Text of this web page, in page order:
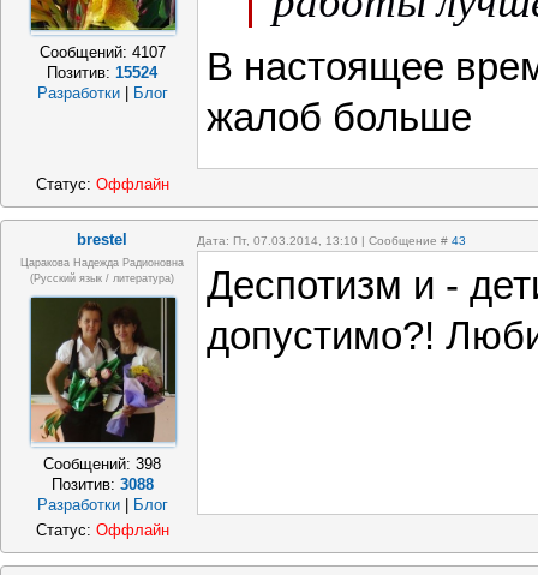
Сообщений: 4107
Позитив:15524
Разработки
Блог
В настоящее
жалоб больше
Статус: Оффлайн
brestel Дата: Пт, 07.03.2014, 13:10 | Сообщение # 43
Царакова Надежда Радионовна
(Русский язык / литература)
Сообщений:398
Позитив: 3088
Разработки | Блог
Деспотизм и -
допустимо?!
Статус: Оффлайн